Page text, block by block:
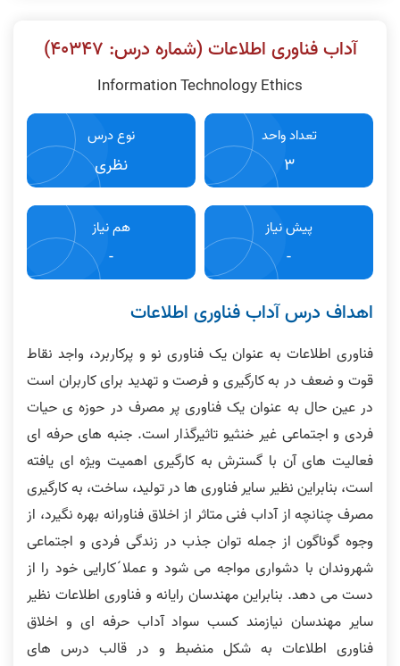
آداب فناوری اطلاعات (شماره درس: ۴٠٣۴٧)
Information Technology Ethics
تعداد واحد
3
نوع درس
نظری
پیش نیاز
-
هم نیاز
-
اهداف درس آداب فناوری اطلاعات
فناوری اطلاعات به عنوان یک فناوری نو و پرکاربرد، واجد نقاط
قوت و ضعف در به کارگیری و فرصت و تهدید برای کاربران است
در عین حال به عنوان یک فناوری پر مصرف در حوزه ی حیات
فردی و اجتماعی غیر خنثیو تاثیرگذار است. جنبه های حرفه ای
فعالیت های آن با گسترش به کارگیری اهمیت ویژه ای یافته
است، بنابراین نظیر سایر فناوری ها در تولید، ساخت، به کارگیری
مصرف چنانچه از آداب فنی متاثر از اخلاق فناورانه بهره نگیرد، از
وجوه گوناگون از جمله توان جذب در زندگی فردی و اجتماعی
شهروندان با دشواری مواجه می شود و عملا́ کارایی خود را از
دست می دهد. بنابراین مهندسان رایانه و فناوری اطلاعات نظیر
سایر مهندسان نیازمند کسب سواد آداب حرفه ای و اخلاق
فناوری اطلاعات به شکل منضبط و در قالب درس های